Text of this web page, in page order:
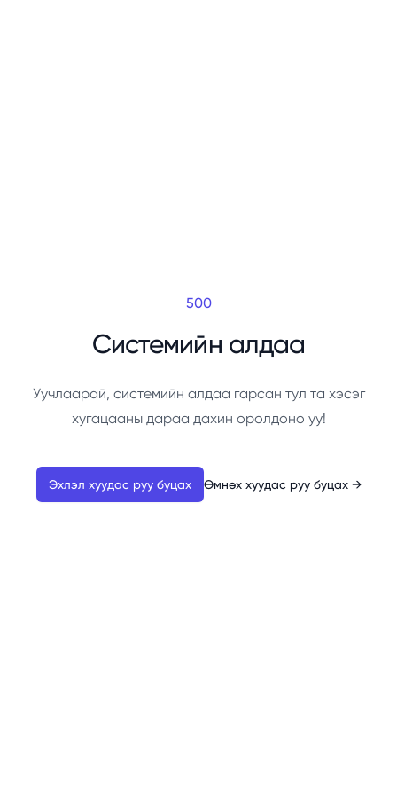
500
Системийн алдаа
Уучлаарай, системийн алдаа гарсан тул та хэсэг
хугацааны дараа дахин оролдоно уу!
Эхлэл хуудас руу буцах Өмнөх хуудас руу буцах →